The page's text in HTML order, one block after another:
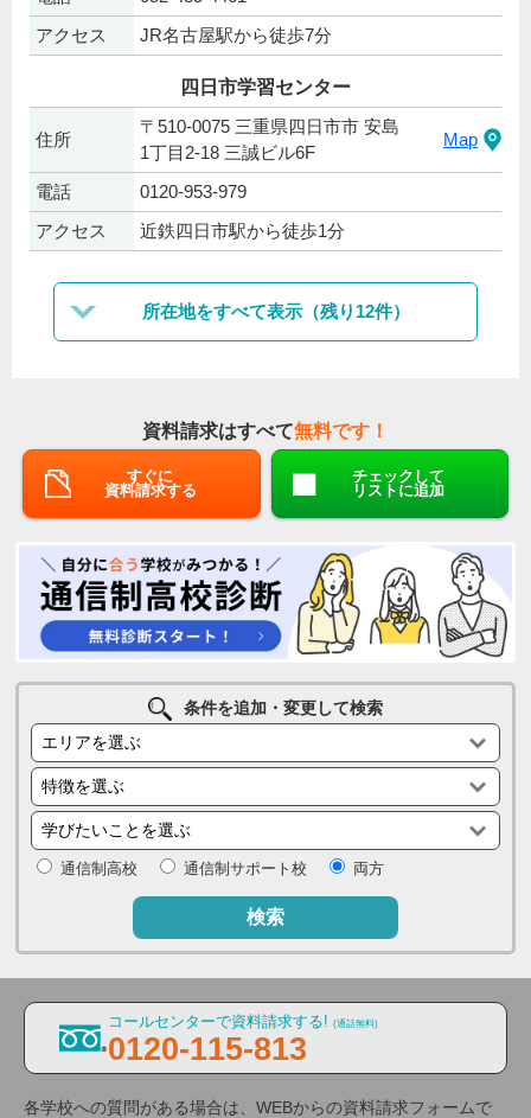
アクセス
JR名古屋駅から徒歩7分
四日市学習センター
住所
〒510-0075 三重県四日市市 安島
1丁目2-18 三誠ビル6F
Map
電話
0120-953-979
アクセス
近鉄四日市駅から徒歩1分
所在地をすべて表示（残り12件）
資料請求はすべて無料です！
すぐに
資料請求する
チェックして
リストに追加
条件を追加・変更して検索
通信制高校 通信制サポート校 両方
検索
コールセンターで資料請求する! (通話無料)
0120-115-813
各学校への質問がある場合は、WEBからの資料請求フォームで